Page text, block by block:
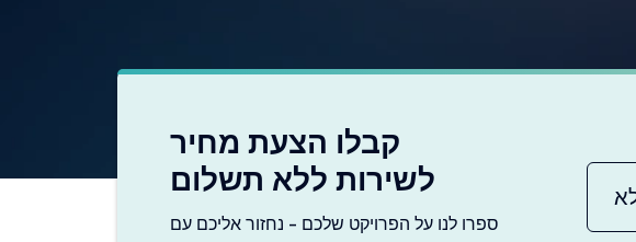
קבלו הצעת מחיר
לשירות ללא תשלום
ספרו לנו על הפרויקט שלכם - נחזור אליכם עם